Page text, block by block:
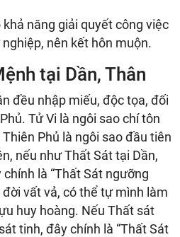
năng giải quyết công việc
nên kết hôn muộn.
tại Dần, Thân
đều nhập miếu, độc tọa, đối
Tử Vi là ngôi sao chí tôn
Phủ là ngôi sao đầu tiên
nếu như Thất Sát tại Dần,
là “Thất Sát ngưỡng
đời vất vả, có thể tự mình làm
huy hoàng. Nếu Thất sát
tinh, đây chính là “Thất Sát